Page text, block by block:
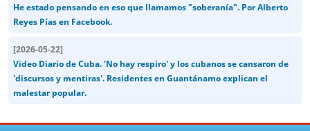
He estado pensando en eso que llamamos "soberanía". Por Alberto
Reyes Pías en Facebook.
[2026-05-22]
Video Diario de Cuba. 'No hay respiro' y los cubanos se cansaron de
'discursos y mentiras'. Residentes en Guantánamo explican el
malestar popular.